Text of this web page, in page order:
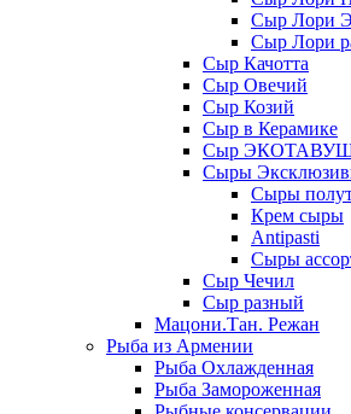
Сыр Лори
Сыр Лори
Сыр Качотта
Сыр Овечий
Сыр Козий
Сыр в Керамике
Сыр
Сыры
Сыры
Крем сыры
Antipasti
Сыры
Сыр Чечил
Сыр разный
Мацони.Тан. Режан
Рыба из Армении
Рыба Охлажденная
Рыба Замороженная